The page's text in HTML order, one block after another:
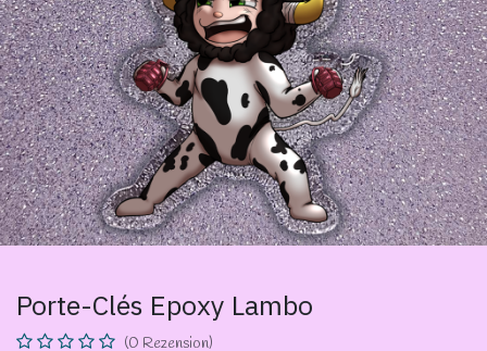
Porte-Clés Epoxy Lambo
(0 Rezension)